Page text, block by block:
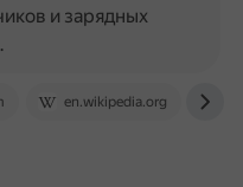
en.wikipedia.org
и зарядных